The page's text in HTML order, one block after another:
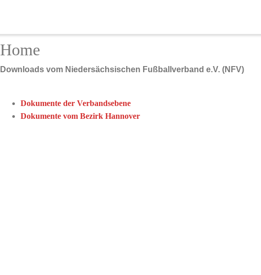
Home
Downloads vom Niedersächsischen Fußballverband e.V. (NFV)
Dokumente der Verbandsebene
Dokumente vom Bezirk Hannover